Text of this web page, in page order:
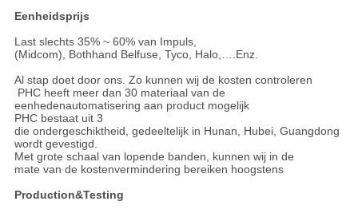
Eenheidsprijs
Last slechts 35% ~ 60% van Impuls,
(Midcom), Bothhand Belfuse, Tyco, Halo,….Enz.
Al stap doet door ons. Zo kunnen wij de kosten controleren
PHC heeft meer dan 30 materiaal van de
eenhedenautomatisering aan product mogelijk
PHC bestaat uit 3
die ondergeschiktheid, gedeeltelijk in Hunan, Hubei, Guangdong
wordt gevestigd.
Met grote schaal van lopende banden, kunnen wij in de
mate van de kostenvermindering bereiken hoogstens
Production&Testing